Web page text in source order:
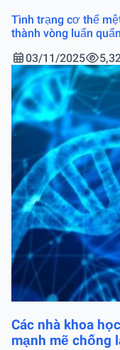
Tình trạng cơ thể
thành vòng luẩn
03/11/2025
Các nhà khoa
mạnh mẽ chống